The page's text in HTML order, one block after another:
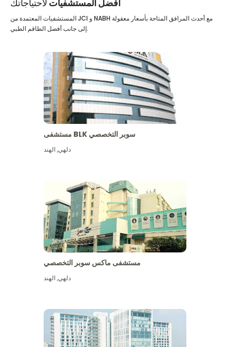
أفضل المستشفيات لاحتياجاتك
المستشفيات المعتمدة من JCI و NABH مع أحدث المرافق المتاحة بأسعار معقولة
إلى جانب أفضل الطاقم الطبي.
مستشفى BLK سوبر التخصصي
دلهي,الهند
مستشفى ماكس سوبر التخصصي
دلهي,الهند